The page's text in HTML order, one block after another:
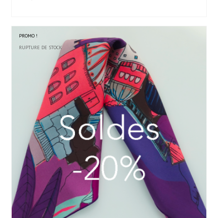
PROMO !
RUPTURE DE STOCK